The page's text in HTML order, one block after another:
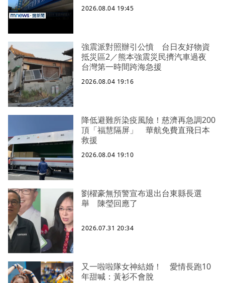
2026.08.04 19:45
強震派對照辦引公憤 台日友好物資
抵災區2／熊本強震災民擠汽車過夜
台灣第一時間跨海急援
2026.08.04 19:16
降低避難所染疫風險！慈濟再急調200
頂「福慧隔屏」 華航免費直飛日本
救援
2026.08.04 19:10
劉櫂豪無預警宣布退出台東縣長選
舉 陳瑩回應了
2026.07.31 20:34
又一啦啦隊女神結婚！ 愛情長跑10
年甜喊：黃衫不會脫